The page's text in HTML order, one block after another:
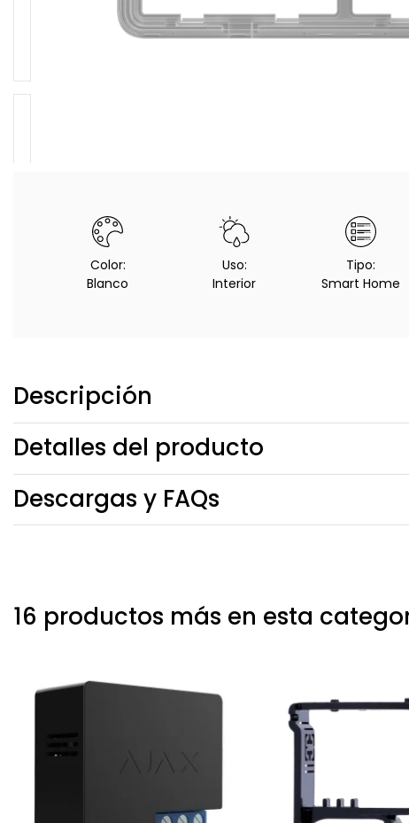
Color:
Blanco
Uso:
Interior
Tipo:
Smart Home
Descripción
Detalles del producto
Descargas y FAQs
16 productos más en esta